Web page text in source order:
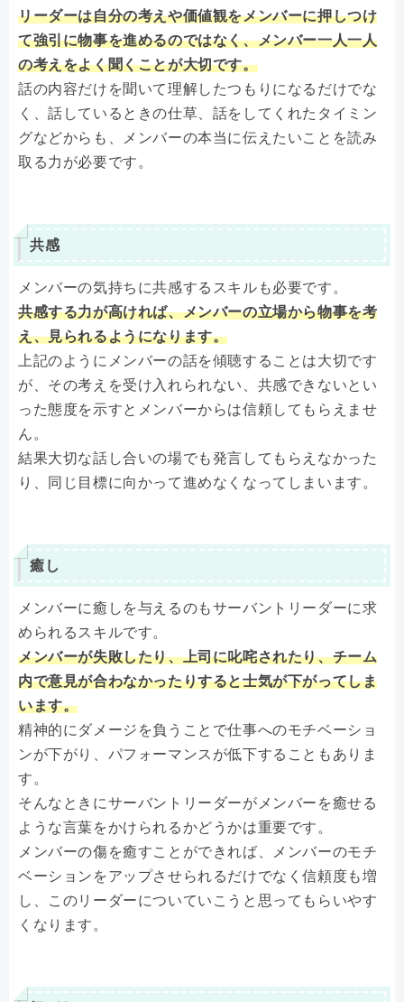
リーダーは自分の考えや価値観をメンバーに押しつけ
て強引に物事を進めるのではなく、メンバー一人一人
の考えをよく聞くことが大切です。
話の内容だけを聞いて理解したつもりになるだけでな
く、話しているときの仕草、話をしてくれたタイミン
グなどからも、メンバーの本当に伝えたいことを読み
取る力が必要です。
共感
メンバーの気持ちに共感するスキルも必要です。
共感する力が高ければ、メンバーの立場から物事を考
え、見られるようになります。
上記のようにメンバーの話を傾聴することは大切です
が、その考えを受け入れられない、共感できないとい
った態度を示すとメンバーからは信頼してもらえませ
ん。
結果大切な話し合いの場でも発言してもらえなかった
り、同じ目標に向かって進めなくなってしまいます。
癒し
メンバーに癒しを与えるのもサーバントリーダーに求
められるスキルです。
メンバーが失敗したり、上司に叱咤されたり、チーム
内で意見が合わなかったりすると士気が下がってしま
います。
精神的にダメージを負うことで仕事へのモチベーショ
ンが下がり、パフォーマンスが低下することもありま
す。
そんなときにサーバントリーダーがメンバーを癒せる
ような言葉をかけられるかどうかは重要です。
メンバーの傷を癒すことができれば、メンバーのモチ
ベーションをアップさせられるだけでなく信頼度も増
し、このリーダーについていこうと思ってもらいやす
くなります。